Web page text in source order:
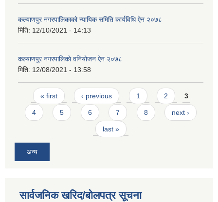
कल्याणपुर नगरपालिकाको न्यायिक समिति कार्यविधि ऐन २०७८
मिति: 12/10/2021 - 14:13
कल्याणपुर नगरपालिकाे वनियोजन ऐन २०७८
मिति: 12/08/2021 - 13:58
Pages
« first ‹ previous 1 2 3
4 5 6 7 8 next ›
last »
अन्य
सार्वजनिक खरिद/बोलपत्र सूचना